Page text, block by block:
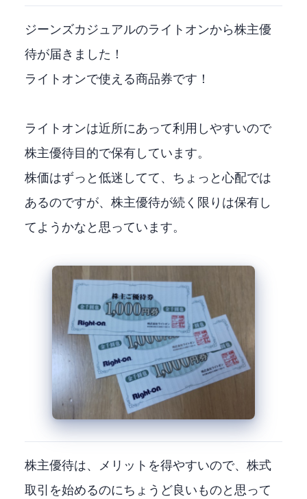
ジーンズカジュアルのライトオンから株主優
待が届きました！
ライトオンで使える商品券です！
ライトオンは近所にあって利用しやすいので
株主優待目的で保有しています。
株価はずっと低迷してて、ちょっと心配では
あるのですが、株主優待が続く限りは保有し
てようかなと思っています。
株主優待は、メリットを得やすいので、株式
取引を始めるのにちょうど良いものと思って